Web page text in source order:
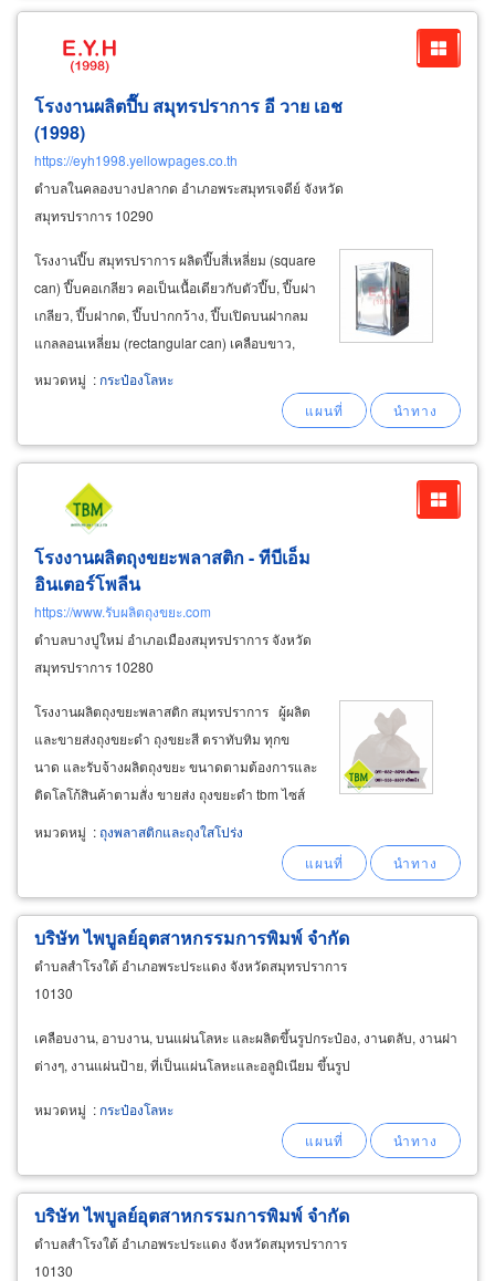
โรงงานผลิตปี๊บ สมุทรปราการ อี วาย เอช
(1998)
https://eyh1998.yellowpages.co.th
ตำบลในคลองบางปลากด อำเภอพระสมุทรเจดีย์ จังหวัด
สมุทรปราการ 10290
โรงงานปี๊บ สมุทรปราการ ผลิตปี๊บสี่เหลี่ยม (square
can) ปี๊บคอเกลียว คอเป็นเนื้อเดียวกับตัวปี๊บ, ปี๊บฝา
เกลียว, ปี๊บฝากด, ปี๊บปากกว้าง, ปี๊บเปิดบนฝากลม
แกลลอนเหลี่ยม (rectangular can) เคลือบขาว,
เคลือบทอง หรือ พิมพ์สี ผู้ผลิต ปี๊บสำหรับบรรจุเคมี
) แกลลอน
หมวดหมู่ : กระป๋องโลหะ
โรงงานผลิตถุงขยะพลาสติก - ทีบีเอ็ม
อินเตอร์โพลีน
https://www.รับผลิตถุงขยะ.com
ตำบลบางปูใหม่ อำเภอเมืองสมุทรปราการ จังหวัด
สมุทรปราการ 10280
โรงงานผลิตถุงขยะพลาสติก สมุทรปราการ ผู้ผลิต
และขายส่งถุงขยะดำ ถุงขยะสี ตราทับทิม ทุกข
นาด และรับจ้างผลิตถุงขยะ ขนาดตามต้องการและ
ติดโลโก้สินค้าตามสั่ง ขายส่ง ถุงขยะดำ tbm ไซส์
เล็ก-ไซส์กลาง-ไซส์ใหญ่ สำหรับใส่ขยะเปียกขยะ
แห้งทั่วไป ถุงขยะสำหรับงานแม่บ้านโรงแรม แม่
หมวดหมู่ : ถุงพลาสติกและถุงใสโปร่ง
บริษัท ไพบูลย์อุตสาหกรรมการพิมพ์ จำกัด
ตำบลสำโรงใต้ อำเภอพระประแดง จังหวัดสมุทรปราการ
10130
เคลือบงาน, อาบงาน, บนแผ่นโลหะ และผลิตขึ้นรูปกระป๋อง, งานตลับ, งานฝา
ต่างๆ, งานแผ่นป้าย, ที่เป็นแผ่นโลหะและอลูมิเนียม ขึ้นรูป
หมวดหมู่ : กระป๋องโลหะ
บริษัท ไพบูลย์อุตสาหกรรมการพิมพ์ จำกัด
ตำบลสำโรงใต้ อำเภอพระประแดง จังหวัดสมุทรปราการ
10130